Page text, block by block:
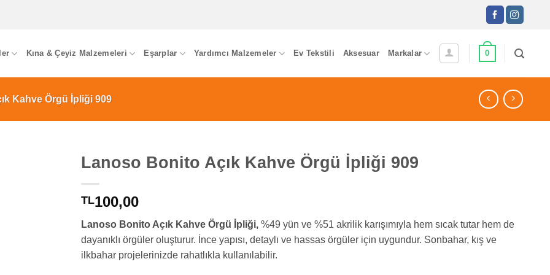
Kına & Çeyiz Malzemeleri Eşarplar Yardımcı Malzemeler Ev Tekstili Aksesuar Markalar 0
Kahve Örgü İpliği 909
Lanoso Bonito Açık Kahve Örgü İpliği 909
TL100,00
Lanoso Bonito Açık Kahve Örgü İpliği,%49 yün ve %51 akrilik karışımıyla hem sıcak tutar hem de
dayanıklı örgüler oluşturur. İnce yapısı, detaylı ve hassas örgüler için uygundur. Sonbahar, kış ve
ilkbahar projelerinizde rahatlıkla kullanılabilir.